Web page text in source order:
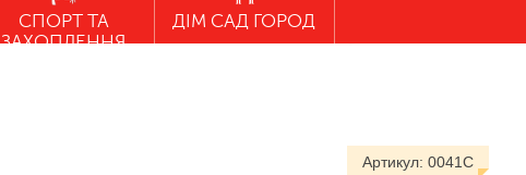
СПОРТ ТА
ЗАХОПЛЕННЯ
ДІМ САД ГОРОД
Артикул: 0041C